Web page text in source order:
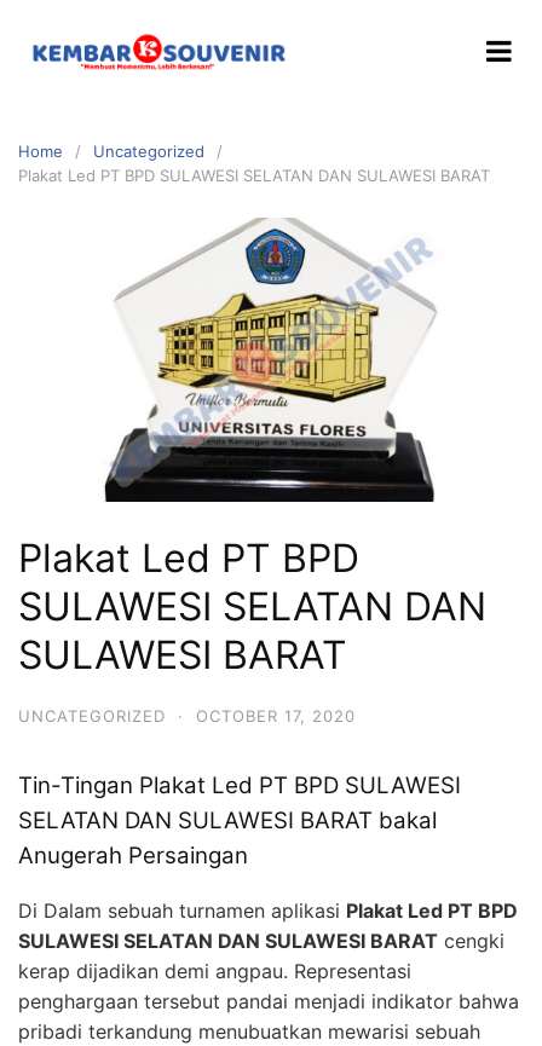
Home
Uncategorized
Plakat Led PT BPD SULAWESI SELATAN DAN SULAWESI BARAT
Plakat Led PT BPD
SULAWESI SELATAN DAN
SULAWESI BARAT
UNCATEGORIZED · OCTOBER 17, 2020
Tin-Tingan Plakat Led PT BPD SULAWESI
SELATAN DAN SULAWESI BARAT bakal
Anugerah Persaingan
Di Dalam sebuah turnamen aplikasi Plakat Led PT BPD
SULAWESI SELATAN DAN SULAWESI BARAT cengki
kerap dijadikan demi angpau. Representasi
penghargaan tersebut pandai menjadi indikator bahwa
pribadi terkandung menubuatkan mewarisi sebuah